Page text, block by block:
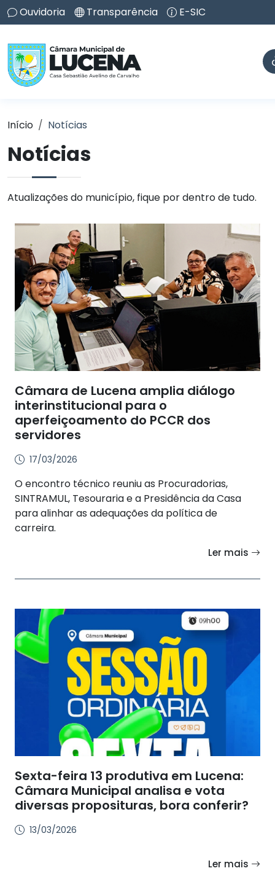
Ouvidoria Transparência E-SIC
Início Notícias
Notícias
Atualizações do município, fique por dentro de tudo.
Câmara de Lucena amplia diálogo
interinstitucional para o
aperfeiçoamento do PCCR dos
servidores
17/03/2026
O encontro técnico reuniu as Procuradorias,
SINTRAMUL, Tesouraria e a Presidência da Casa
para alinhar as adequações da política de
carreira.
Ler mais
Sexta-feira 13 produtiva em Lucena:
Câmara Municipal analisa e vota
diversas proposituras, bora conferir?
13/03/2026
Ler mais